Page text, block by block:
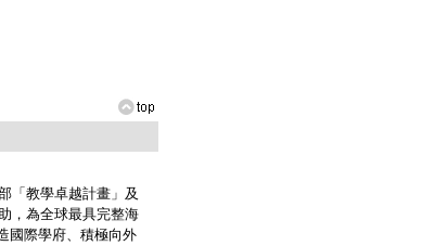
「教學卓越計畫」及
，為全球最具完整海
國際學府、積極向外